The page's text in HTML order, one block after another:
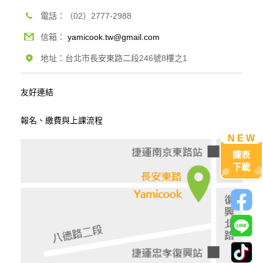
電話：（02）2777-2988
信箱： yamicook.tw@gmail.com
地址：台北市長安東路二段246號8樓之1
友好連結
報名、繳費與上課流程
課表
下載